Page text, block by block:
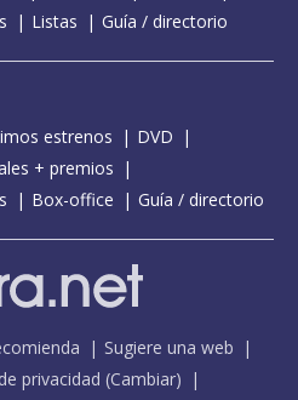
Listas Guía / directorio
estrenos
DVD
+ premios
Box-office Guía / directorio
Sugiere una web
privacidad (Cambiar)